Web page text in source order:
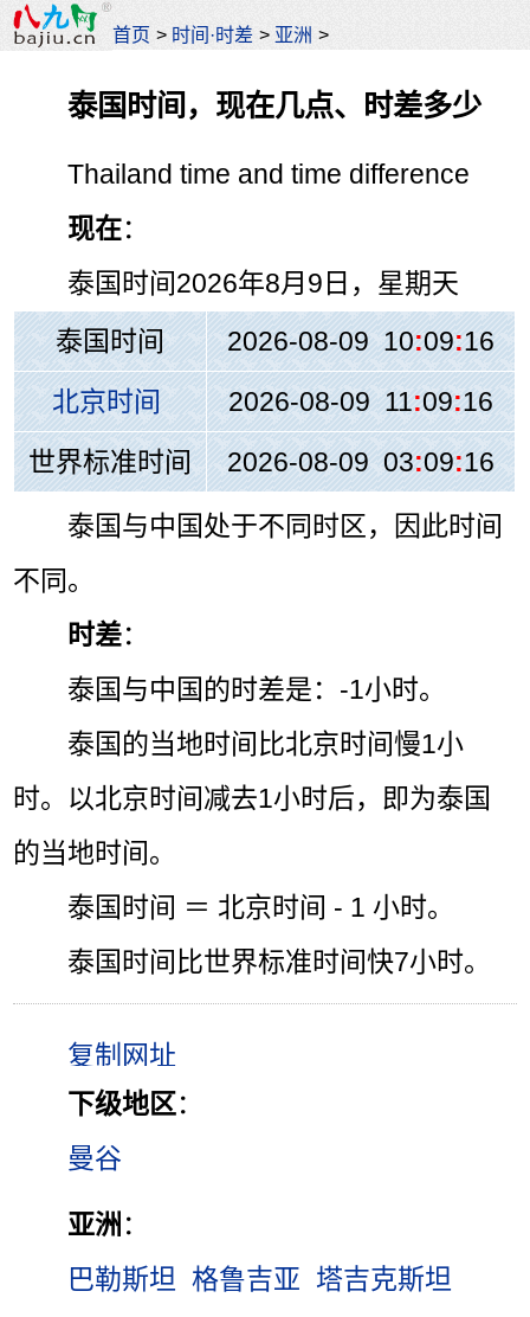
首页 > 时间·时差 > 亚洲 >
泰国时间，现在几点、时差多少
Thailand time and time difference
现在：
泰国时间2026年8月9日，星期天
泰国时间
2026-08-09 10:09:16
北京时间
2026-08-09 11:09:16
世界标准时间
2026-08-09 03:09:16
泰国与中国处于不同时区，因此时间
不同。
时差：
泰国与中国的时差是：-1小时。
泰国的当地时间比北京时间慢1小
时。以北京时间减去1小时后，即为泰国
的当地时间。
泰国时间 ＝ 北京时间 - 1 小时。
泰国时间比世界标准时间快7小时。
下级地区：
曼谷
亚洲 ：
巴勒斯坦 格鲁吉亚 塔吉克斯坦